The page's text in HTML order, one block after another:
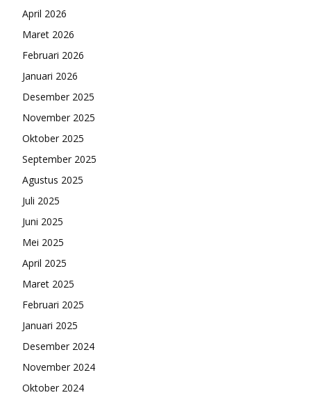
April 2026
Maret 2026
Februari 2026
Januari 2026
Desember 2025
November 2025
Oktober 2025
September 2025
Agustus 2025
Juli 2025
Juni 2025
Mei 2025
April 2025
Maret 2025
Februari 2025
Januari 2025
Desember 2024
November 2024
Oktober 2024